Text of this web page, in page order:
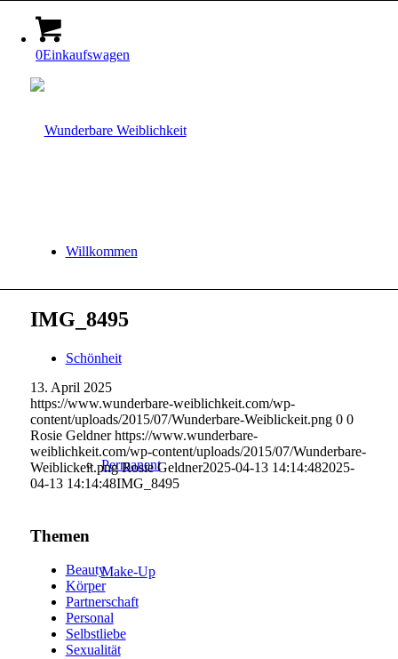
0Einkaufswagen
Willkommen
Schönheit
Permanent
Make-Up
IMG_8495
13. April 2025
https://www.wunderbare-weiblichkeit.com/wp-
content/uploads/2015/07/Wunderbare-Weiblickeit.png 0 0
Rosie Geldner https://www.wunderbare-
weiblichkeit.com/wp-content/uploads/2015/07/Wunderbare-
Weiblickeit.png Rosie Geldner2025-04-13 14:14:482025-
04-13 14:14:48IMG_8495
Themen
Beauty
Körper
Partnerschaft
Personal
Selbstliebe
Sexualität